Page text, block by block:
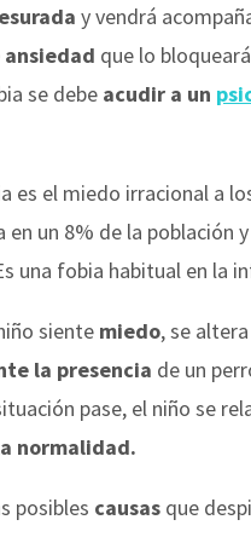
y vendrá
que lo
se debe acudir a un
es el miedo irracional a
en un 8% de la población
una fobia habitual en la
siente miedo, se
la presencia de un
pase, el niño se
normalidad.
posibles causas que